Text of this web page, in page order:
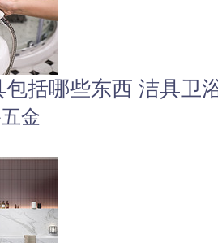
包括哪些东西 洁具卫
金